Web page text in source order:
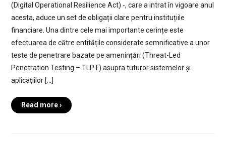
(Digital Operational Resilience Act) -, care a intrat în vigoare anul
acesta, aduce un set de obligații clare pentru instituțiile
financiare. Una dintre cele mai importante cerințe este
efectuarea de către entitățile considerate semnificative a unor
teste de penetrare bazate pe amenințări (Threat-Led
Penetration Testing – TLPT) asupra tuturor sistemelor și
aplicațiilor […]
Read more ›